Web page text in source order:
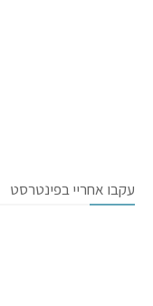
עקבו אחריי בפינטרסט